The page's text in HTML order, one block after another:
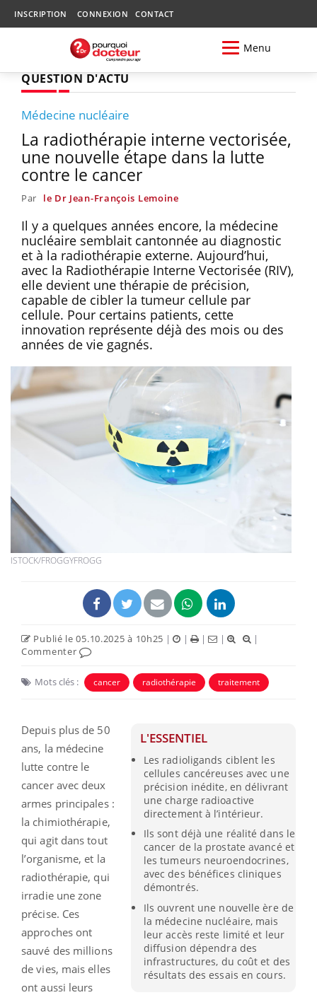
INSCRIPTION CONNEXION CONTACT
Menu
QUESTION D'ACTU
Médecine nucléaire
La radiothérapie interne vectorisée,
une nouvelle étape dans la lutte
contre le cancer
Par le Dr Jean-François Lemoine
Il y a quelques années encore, la médecine
nucléaire semblait cantonnée au diagnostic
et à la radiothérapie externe. Aujourd’hui,
avec la Radiothérapie Interne Vectorisée (RIV),
elle devient une thérapie de précision,
capable de cibler la tumeur cellule par
cellule. Pour certains patients, cette
innovation représente déjà des mois ou des
années de vie gagnés.
ISTOCK/FROGGYFROGG
Publié le 05.10.2025 à 10h25 | | | |
|
Commenter
Mots clés : cancer radiothérapie traitement
L'ESSENTIEL
Les radioligands ciblent les
cellules cancéreuses avec une
précision inédite, en délivrant
une charge radioactive
directement à l’intérieur.
Ils sont déjà une réalité dans le
cancer de la prostate avancé et
les tumeurs neuroendocrines,
avec des bénéfices cliniques
démontrés.
Ils ouvrent une nouvelle ère de
la médecine nucléaire, mais
leur accès reste limité et leur
diffusion dépendra des
infrastructures, du coût et des
résultats des essais en cours.
Depuis plus de 50
ans, la médecine
lutte contre le
cancer avec deux
armes principales :
la chimiothérapie,
qui agit dans tout
l’organisme, et la
radiothérapie, qui
irradie une zone
précise. Ces
approches ont
sauvé des millions
de vies, mais elles
ont aussi leurs